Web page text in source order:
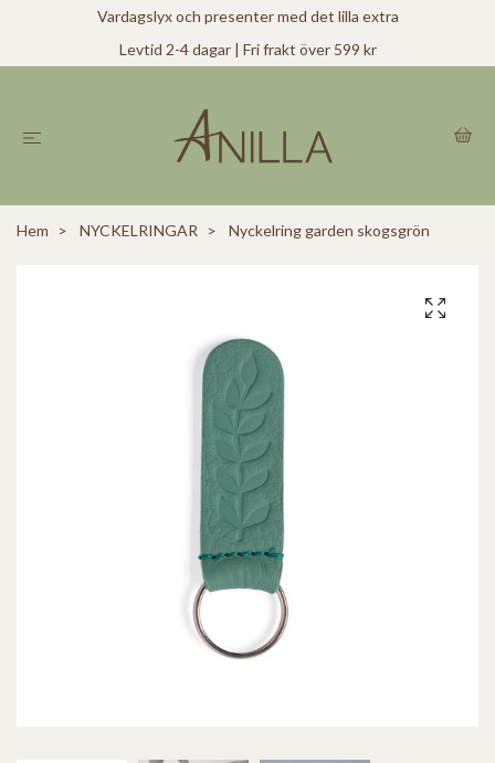
Vardagslyx och presenter med det lilla extra
Levtid 2-4 dagar | Fri frakt över 599 kr
Hem NYCKELRINGAR Nyckelring garden skogsgrön